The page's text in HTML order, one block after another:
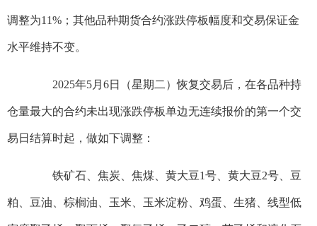
调整为11%；其他品种期货合约涨跌停板幅度和交易保证金
水平维持不变。
2025年5月6日（星期二）恢复交易后，在各品种持
仓量最大的合约未出现涨跌停板单边无连续报价的第一个交
易日结算时起，做如下调整：
铁矿石、焦炭、焦煤、黄大豆1号、黄大豆2号、豆
粕、豆油、棕榈油、玉米、玉米淀粉、鸡蛋、生猪、线型低